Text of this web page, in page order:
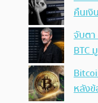
คืนเ
จับตา
BTC
หลัง